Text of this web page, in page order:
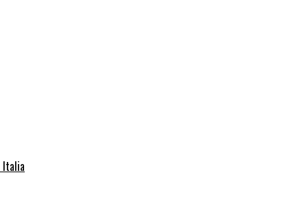
Italia